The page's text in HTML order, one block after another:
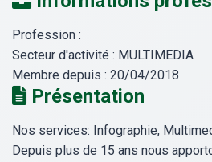
Profession :
Secteur d'activité : MULTIMEDIA
Membre depuis : 20/04/2018
Présentation
Nos services: Infographie,
Depuis plus de 15 ans nous